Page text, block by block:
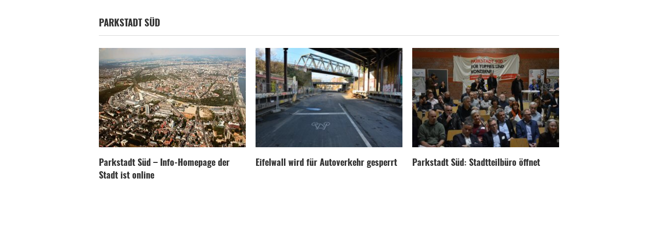
PARKSTADT SÜD
Parkstadt Süd – Info-Homepage der
Stadt ist online
Eifelwall wird für Autoverkehr gesperrt Parkstadt Süd: Stadtteilbüro öffnet